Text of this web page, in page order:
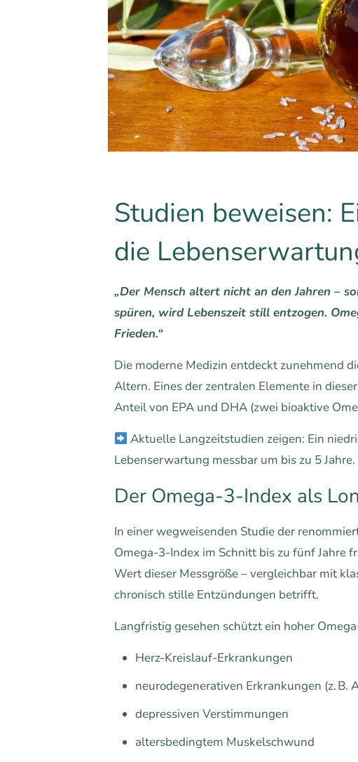
Studien beweisen:
die
„Der Mensch altert nicht an den Jahren –
spüren, wird Lebenszeit still entzogen.
Frieden.“
Die moderne Medizin entdeckt zunehmend
Altern. Eines der zentralen Elemente in
Anteil von EPA und DHA (zwei bioaktive
Aktuelle Langzeitstudien zeigen: Ein
Lebenserwartung messbar um bis zu 5 Jahre.
Der Omega-3-Index als
In einer wegweisenden Studie der
Omega-3-Index im Schnitt bis zu fünf Jahre
Wert dieser Messgröße – vergleichbar mit
chronisch stille Entzündungen betrifft.
Langfristig gesehen schützt ein hoher
Herz-Kreislauf-Erkrankungen
neurodegenerativen Erkrankungen (z. B.
depressiven Verstimmungen
altersbedingtem Muskelschwund